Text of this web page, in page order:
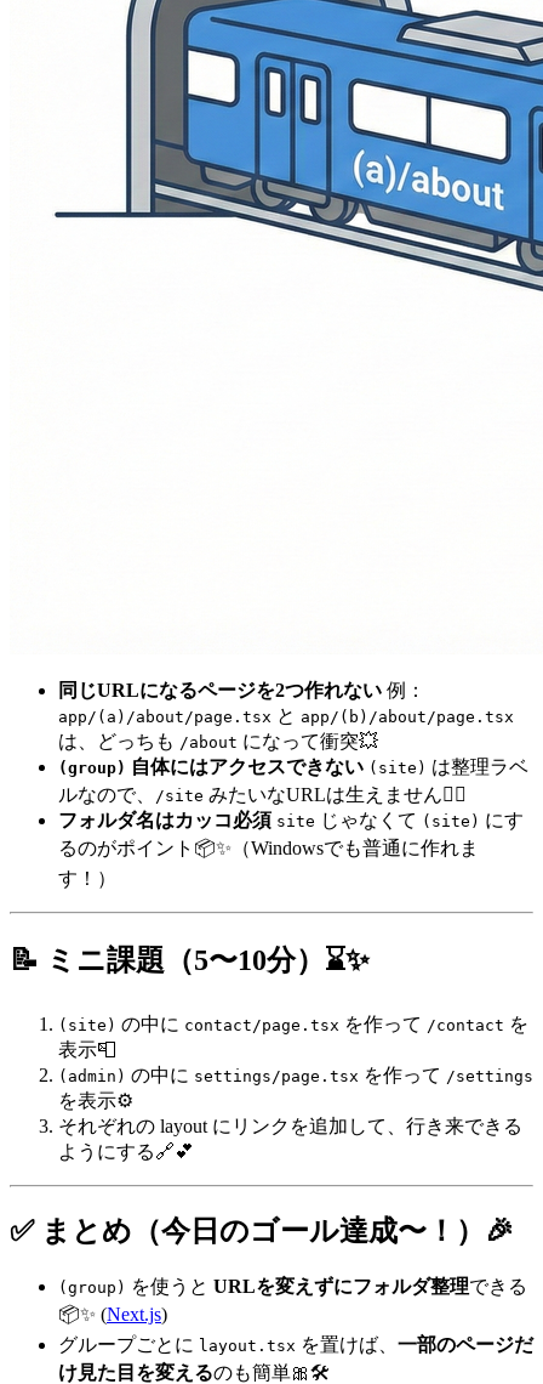
同じURLになるページを2つ作れない 例：
app/(a)/about/page.tsx と app/(b)/about/page.tsx
は、どっちも /about になって衝突💥
(group) 自体にはアクセスできない (site) は整理ラベ
ルなので、
/site みたいなURLは生えません🙅‍♀️
フォルダ名はカッコ必須 site じゃなくて (site) にす
るのがポイント📦✨（Windowsでも普通に作れま
す！）
📝 ミニ課題（5〜10分）⌛✨
(site) の中に contact/page.tsx を作って /contact を
表示📮
(admin) の中に settings/page.tsx を作って /settings
を表示⚙️
それぞれの layout にリンクを追加して、行き来できる
ようにする🔗💕
✅ まとめ（今日のゴール達成〜！）🎉
(group) を使うと URLを変えずにフォルダ整理できる
📦✨ (Next.js)
グループごとに layout.tsx を置けば、 一部のページだ
け見た目を変えるのも簡単🎀🛠️